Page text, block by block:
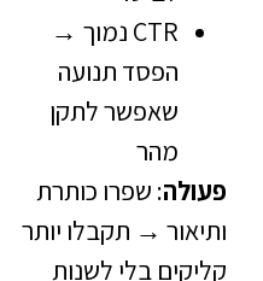
CTR נמוך →
הפסד תנועה
שאפשר לתקן
: שפרו כותרת
→ תקבלו יותר
בלי לשנות